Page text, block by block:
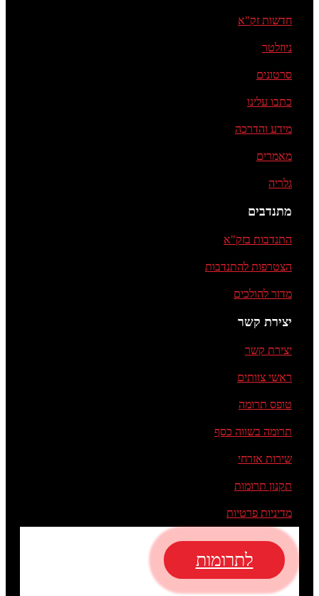
חדשות זק"א
ניוזלטר
סרטונים
כתבו עלינו
מידע והדרכה
מאמרים
גלריה
מתנדבים
התנדבות בזק"א
הצטרפות להתנדבות
מדור להולכים
יצירת קשר
יצירת קשר
ראשי צוותים
טופס תרומה
תרומה בשווה כסף
שירות אזרחי
תקנון תרומות
מדיניות פרטיות
לתרומות